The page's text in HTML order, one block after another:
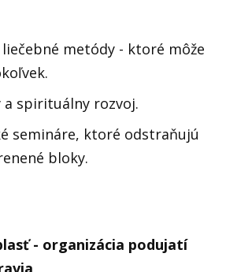
metódy - ktoré môže
a spirituálny rozvoj.
semináre, ktoré odstraňujú
bloky.
- organizácia podujatí